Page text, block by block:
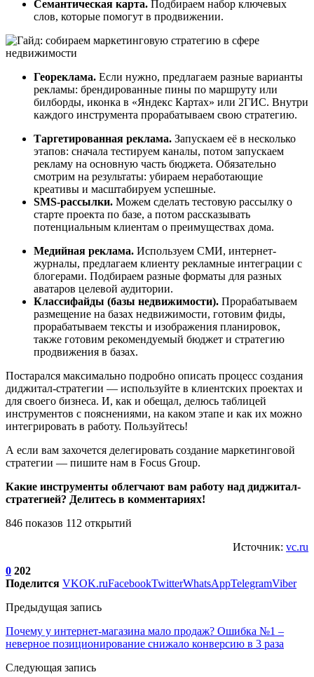
Семантическая карта. Подбираем набор ключевых
слов, которые помогут в продвижении.
Геореклама. Если нужно, предлагаем разные варианты
рекламы: брендированные пины по маршруту или
билборды, иконка в «Яндекс Картах» или 2ГИС. Внутри
каждого инструмента прорабатываем свою стратегию.
Таргетированная реклама. Запускаем её в несколько
этапов: сначала тестируем каналы, потом запускаем
рекламу на основную часть бюджета. Обязательно
смотрим на результаты: убираем неработающие
креативы и масштабируем успешные.
SMS-рассылки. Можем сделать тестовую рассылку о
старте проекта по базе, а потом рассказывать
потенциальным клиентам о преимуществах дома.
Медийная реклама. Используем СМИ, интернет-
журналы, предлагаем клиенту рекламные интеграции с
блогерами. Подбираем разные форматы для разных
аватаров целевой аудитории.
Классифайды (базы недвижимости). Прорабатываем
размещение на базах недвижимости, готовим фиды,
прорабатываем тексты и изображения планировок,
также готовим рекомендуемый бюджет и стратегию
продвижения в базах.
Постарался максимально подробно описать процесс создания
диджитал-стратегии — используйте в клиентских проектах и
для своего бизнеса. И, как и обещал, делюсь таблицей
инструментов с пояснениями, на каком этапе и как их можно
интегрировать в работу. Пользуйтесь!
А если вам захочется делегировать создание маркетинговой
стратегии — пишите нам в Focus Group.
Какие инструменты облегчают вам работу над диджитал-
стратегией? Делитесь в комментариях!
846 показов 112 открытий
Источник: vc.ru
0 202
Поделится VKOK.ruFacebookTwitterWhatsAppTelegramViber
Предыдущая запись
Почему у интернет-магазина мало продаж? Ошибка №1 –
неверное позиционирование снижало конверсию в 3 раза
Следующая запись